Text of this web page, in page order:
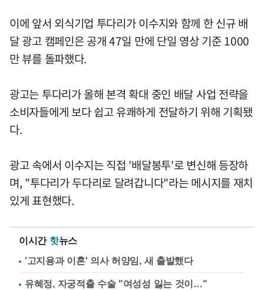
이에 앞서 외식기업 투다리가 이수지와 함께 한 신규 배
달 광고 캠페인은 공개 47일 만에 단일 영상 기준 1000
만 뷰를 돌파했다.
광고는 투다리가 올해 본격 확대 중인 배달 사업 전략을
소비자들에게 보다 쉽고 유쾌하게 전달하기 위해 기획됐
다.
광고 속에서 이수지는 직접 '배달봉투'로 변신해 등장하
며, "투다리가 두다리로 달려갑니다"라는 메시지를 재치
있게 표현했다.
이시간 핫뉴스
'고지용과 이혼' 의사 허양임, 새 출발했다
유혜정, 자궁적출 수술 "여성성 잃는 것이…"